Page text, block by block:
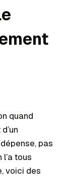
quand
pas
tous
voici des